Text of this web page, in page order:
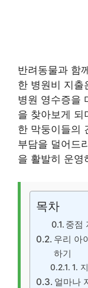
반려동물과 함
한 병원비 지출
병원 영수증을
을 찾아보게 되
한 막둥이들의
부담을 덜어드
을 활발히 운영
목차
중점
우리 아
하기
1.
얼마나